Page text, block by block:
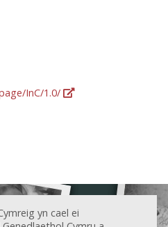
InC/1.0/
yn cael ei